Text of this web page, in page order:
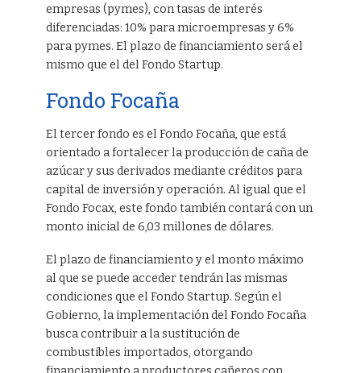
empresas (pymes), con tasas de interés
diferenciadas: 10% para microempresas y 6%
para pymes. El plazo de financiamiento será el
mismo que el del Fondo Startup.
Fondo Focaña
El tercer fondo es el Fondo Focaña, que está
orientado a fortalecer la producción de caña de
azúcar y sus derivados mediante créditos para
capital de inversión y operación. Al igual que el
Fondo Focax, este fondo también contará con un
monto inicial de 6,03 millones de dólares.
El plazo de financiamiento y el monto máximo
al que se puede acceder tendrán las mismas
condiciones que el Fondo Startup. Según el
Gobierno, la implementación del Fondo Focaña
busca contribuir a la sustitución de
combustibles importados, otorgando